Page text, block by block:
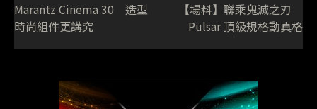
Marantz Cinema 30 造型
時尚組件更講究
【場料】聯乘鬼滅之刃
Pulsar 頂級規格動真格